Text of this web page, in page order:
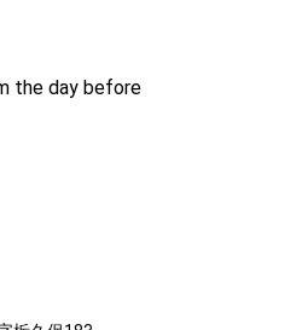
the day before